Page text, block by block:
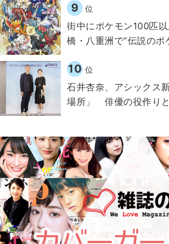
9 位
街中にポケモン100匹
橋・八重洲で“伝説のポ
10 位
石井杏奈、アシックス
場所」 俳優の役作り